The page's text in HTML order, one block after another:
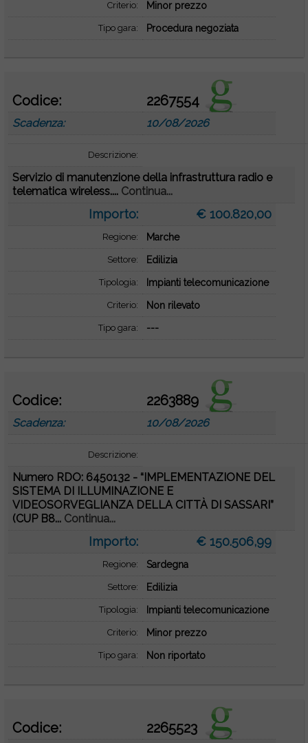
Criterio: Minor prezzo
Tipo gara: Procedura negoziata
Codice: 2267554
Scadenza: 10/08/2026
Descrizione:
Servizio di manutenzione della infrastruttura radio e
telematica wireless.... Continua...
Importo: € 100.820,00
Regione: Marche
Settore: Edilizia
Tipologia: Impianti telecomunicazione
Criterio: Non rilevato
Tipo gara: ---
Codice: 2263889
Scadenza: 10/08/2026
Descrizione:
Numero RDO: 6450132 - “IMPLEMENTAZIONE DEL
SISTEMA DI ILLUMINAZIONE E
VIDEOSORVEGLIANZA DELLA CITTÀ DI SASSARI”
(CUP B8... Continua...
Importo: € 150.506,99
Regione: Sardegna
Settore: Edilizia
Tipologia: Impianti telecomunicazione
Criterio: Minor prezzo
Tipo gara: Non riportato
Codice: 2265523